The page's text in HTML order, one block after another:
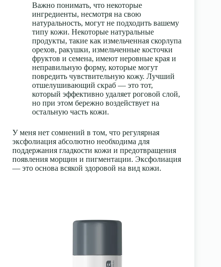
Важно понимать, что некоторые
ингредиенты, несмотря на свою
натуральность, могут не подходить вашему
типу кожи. Некоторые натуральные
продукты, такие как измельченная скорлупа
орехов, ракушки, измельченные косточки
фруктов и семена, имеют неровные края и
неправильную форму, которые могут
повредить чувствительную кожу. Лучший
отшелушивающий скраб — это тот,
который эффективно удаляет роговой слой,
но при этом бережно воздействует на
остальную часть кожи.
У меня нет сомнений в том, что регулярная
эксфолиация абсолютно необходима для
поддержания гладкости кожи и предотвращения
появления морщин и пигментации. Эксфолиация
— это основа всякой здоровой на вид кожи.